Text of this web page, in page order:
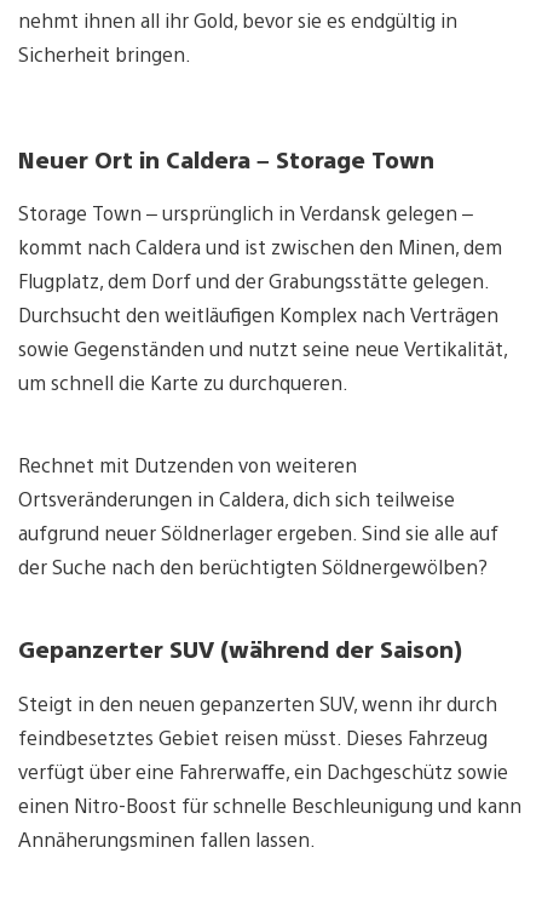
nehmt ihnen all ihr Gold, bevor sie es endgültig in
Sicherheit bringen.
Neuer Ort in Caldera – Storage Town
Storage Town – ursprünglich in Verdansk gelegen –
kommt nach Caldera und ist zwischen den Minen, dem
Flugplatz, dem Dorf und der Grabungsstätte gelegen.
Durchsucht den weitläufigen Komplex nach Verträgen
sowie Gegenständen und nutzt seine neue Vertikalität,
um schnell die Karte zu durchqueren.
Rechnet mit Dutzenden von weiteren
Ortsveränderungen in Caldera, dich sich teilweise
aufgrund neuer Söldnerlager ergeben. Sind sie alle auf
der Suche nach den berüchtigten Söldnergewölben?
Gepanzerter SUV (während der Saison)
Steigt in den neuen gepanzerten SUV, wenn ihr durch
feindbesetztes Gebiet reisen müsst. Dieses Fahrzeug
verfügt über eine Fahrerwaffe, ein Dachgeschütz sowie
einen Nitro-Boost für schnelle Beschleunigung und kann
Annäherungsminen fallen lassen.